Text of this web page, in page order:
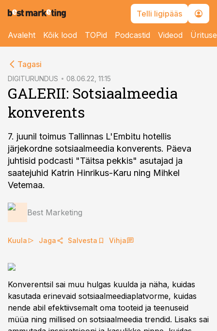
Telli ligipääs
Avaleht Kõik lood TOPid Podcastid Videod
Tagasi
DIGITURUNDUS 08.06.22, 11:15
GALERII: Sotsiaalmeedia
konverents
7. juunil toimus Tallinnas L'Embitu hotellis
järjekordne sotsiaalmeedia konverents. Päeva
juhtisid podcasti "Täitsa pekkis" asutajad ja
saatejuhid Katrin Hinrikus-Karu ning Mihkel
Vetemaa.
Best Marketing
Kuula Jaga Salvesta Vihja
Konverentsil sai muu hulgas kuulda ja näha, kuidas
kasutada erinevaid sotsiaalmeediaplatvorme, kuidas
nende abil efektiivsemalt oma tooteid ja teenuseid
müüa ning millised on sotsiaalmeedia trendid. Lisaks sai